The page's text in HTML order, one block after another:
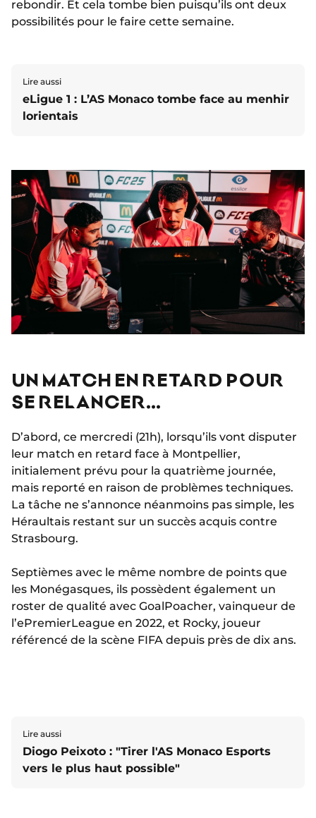
rebondir. Et cela tombe bien puisqu’ils ont deux
possibilités pour le faire cette semaine.
Lire aussi
eLigue 1 : L’AS Monaco tombe face au menhir
lorientais
UN MATCH EN RETARD POUR
SE RELANCER…
D’abord, ce mercredi (21h), lorsqu’ils vont disputer
leur match en retard face à Montpellier,
initialement prévu pour la quatrième journée,
mais reporté en raison de problèmes techniques.
La tâche ne s’annonce néanmoins pas simple, les
Héraultais restant sur un succès acquis contre
Strasbourg.
Septièmes avec le même nombre de points que
les Monégasques, ils possèdent également un
roster de qualité avec GoalPoacher, vainqueur de
l’ePremierLeague en 2022, et Rocky, joueur
référencé de la scène FIFA depuis près de dix ans.
Lire aussi
Diogo Peixoto : "Tirer l'AS Monaco Esports
vers le plus haut possible"